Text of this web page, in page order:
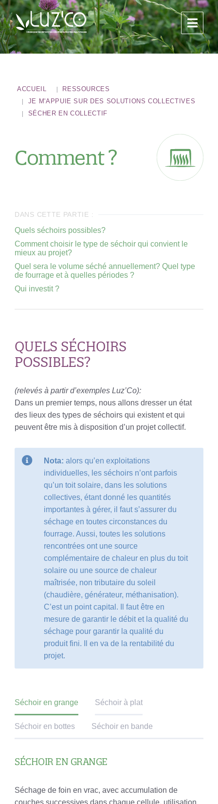
ACCUEIL
RESSOURCES
JE M'APPUIE SUR DES SOLUTIONS COLLECTIVES
SÉCHER EN COLLECTIF
Comment ?
DANS CETTE PARTIE :
Quels séchoirs possibles?
Comment choisir le type de séchoir qui convient le
mieux au projet?
Quel sera le volume séché annuellement? Quel type
de fourrage et à quelles périodes ?
Qui investit ?
QUELS SÉCHOIRS
POSSIBLES?
(relevés à partir d’exemples Luz’Co):
Dans un premier temps, nous allons dresser un état
des lieux des types de séchoirs qui existent et qui
peuvent être mis à disposition d’un projet collectif.
Nota: alors qu’en exploitations
individuelles, les séchoirs n’ont parfois
qu’un toit solaire, dans les solutions
collectives, étant donné les quantités
importantes à gérer, il faut s’assurer du
séchage en toutes circonstances du
fourrage. Aussi, toutes les solutions
rencontrées ont une source
complémentaire de chaleur en plus du toit
solaire ou une source de chaleur
maîtrisée, non tributaire du soleil
(chaudière, générateur, méthanisation).
C’est un point capital. Il faut être en
mesure de garantir le débit et la qualité du
séchage pour garantir la qualité du
produit fini. Il en va de la rentabilité du
projet.
Séchoir en grange Séchoir à plat
Séchoir en bottes Séchoir en bande
SÉCHOIR EN GRANGE
Séchage de foin en vrac, avec accumulation de
couches successives dans chaque cellule, utilisation